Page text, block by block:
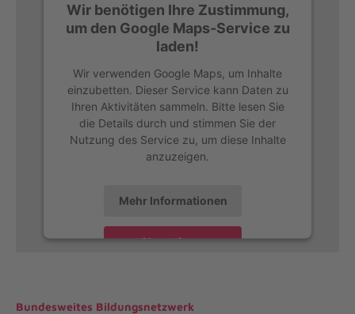
Wir benötigen Ihre Zustimmung,
um den Google Maps-Service zu
laden!
Wir verwenden Google Maps, um Inhalte
einzubetten. Dieser Service kann Daten zu
Ihren Aktivitäten sammeln. Bitte lesen Sie
die Details durch und stimmen Sie der
Nutzung des Service zu, um diese Inhalte
anzuzeigen.
Mehr Informationen
Akzeptieren
Bundesweites Bildungsnetzwerk